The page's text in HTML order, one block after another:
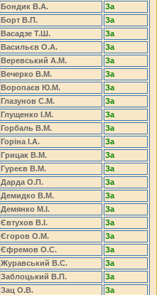
Бондик В.А.
За
Борт В.П.
За
Васадзе Т.Ш.
За
Васильєв О.А.
За
Веревський А.М.
За
Вечерко В.М.
За
Воропаєв Ю.М.
За
Глазунов С.М.
За
Глущенко І.М.
За
Горбаль В.М.
За
Горіна І.А.
За
Грицак В.М.
За
Гуреєв В.М.
За
Дарда О.П.
За
Демидко В.М.
За
Демянко М.І.
За
Євтухов В.І.
За
Єгоров О.М.
За
Єфремов О.С.
За
Журавський В.С.
За
Заблоцький В.П.
За
Зац О.В.
За